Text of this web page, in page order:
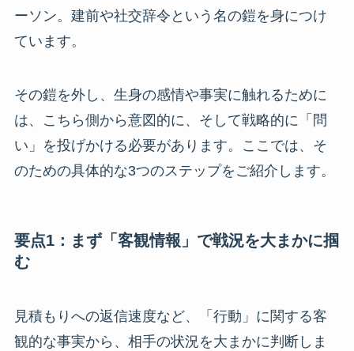
ーソン。建前や社交辞令という名の鎧を身につけ
ています。
その鎧を外し、生身の感情や事実に触れるために
は、こちら側から意図的に、そして戦略的に「問
い」を投げかける必要があります。ここでは、そ
のための具体的な3つのステップをご紹介します。
要点1：まず「客観情報」で戦況を大まかに掴
む
見積もりへの返信速度など、「行動」に関する客
観的な事実から、相手の状況を大まかに判断しま